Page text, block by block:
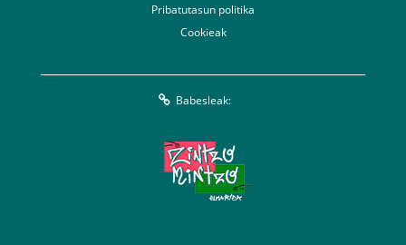
Pribatutasun politika
Cookieak
Babesleak: